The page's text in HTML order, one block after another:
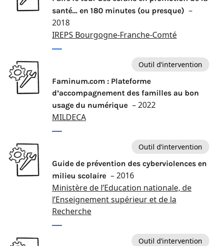
santé… en 180 minutes (ou presque) –
2018
IREPS Bourgogne-Franche-Comté
Outil d’intervention
Faminum.com : Plateforme
d’accompagnement des familles au bon
usage du numérique – 2022
MILDECA
Outil d’intervention
Guide de prévention des cyberviolences en
milieu scolaire – 2016
Ministère de l’Education nationale, de
l’Enseignement supérieur et de la
Recherche
Outil d’intervention